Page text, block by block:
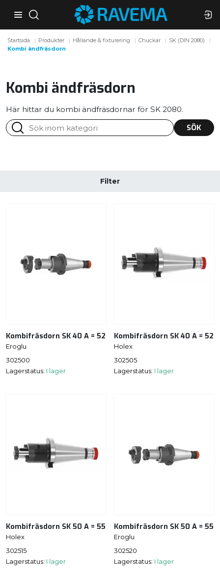
Startsida Produkter Hållande & fixturering Chuckar
SK (DIN 2080)
Kombi ändfräsdorn
Kombi ändfräsdorn
Här hittar du kombi ändfräsdornar för SK 2080.
SÖK
Filter
Kombifräsdorn SK 40 A = 52
Eroglu
302500
Lagerstatus: I lager
Kombifräsdorn SK 40 A = 52
Holex
302505
Lagerstatus: I lager
Kombifräsdorn SK 50 A = 55
Holex
302515
Lagerstatus: I lager
Kombifräsdorn SK 50 A = 55
Eroglu
302520
Lagerstatus: I lager